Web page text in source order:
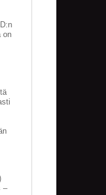
on
–